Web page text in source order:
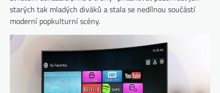
starých tak mladých diváků a stala se nedílnou součástí
moderní popkulturní scény.